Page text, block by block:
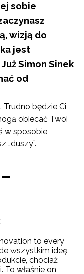
sobie
wizją do
jest
Simon Sinek
od
Trudno będzie Ci
obiecać Twoi
w sposobie
„duszy”.
to every
wszystkim ideę,
chociaż
właśnie on